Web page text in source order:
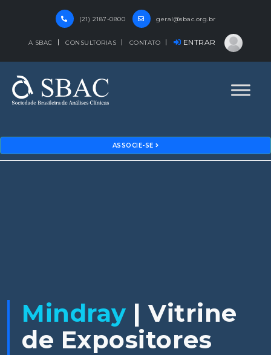
(21) 2187-0800 geral@sbac.org.br
A SBAC CONSULTORIAS CONTATO ENTRAR
ASSOCIE-SE
Mindray | Vitrine
de Expositores